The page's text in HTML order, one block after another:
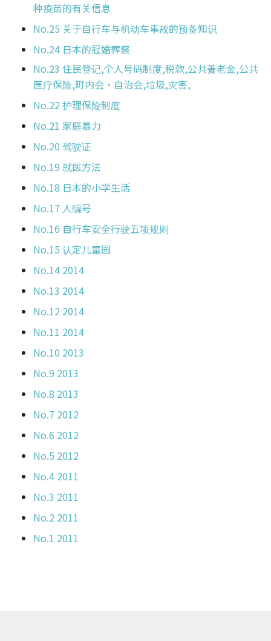
种疫苗的有关信息
No.25 关于自行车与机动车事故的预备知识
No.24 日本的冠婚葬祭
No.23 住民登记,个人号码制度,税款,公共養老金,公共
医疗保险,町内会・自治会,垃圾,灾害,
No.22 护理保险制度
No.21 家庭暴力
No.20 驾驶证
No.19 就医方法
No.18 日本的小学生活
No.17 人编号
No.16 自行车安全行驶五项规则
No.15 认定儿童园
No.14 2014
No.13 2014
No.12 2014
No.11 2014
No.10 2013
No.9 2013
No.8 2013
No.7 2012
No.6 2012
No.5 2012
No.4 2011
No.3 2011
No.2 2011
No.1 2011